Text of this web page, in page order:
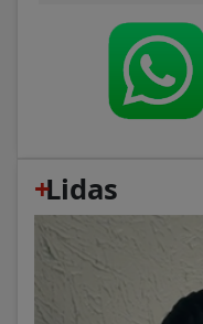
+
Lidas